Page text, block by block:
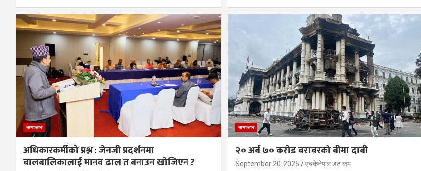
समाचार
अधिकारकर्मीको प्रश्न : जेनजी प्रदर्शनमा
बालबालिकालाई मानव ढाल त बनाउन खोजिएन ?
समाचार
२० अर्ब ७० करोड बराबरको बीमा दाबी
September 20, 2025 एचकेनेपाल डट कम